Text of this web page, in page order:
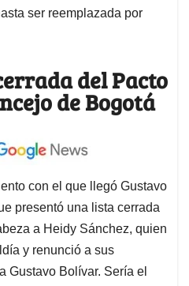
ser reemplazada por
del Pacto
de Bogotá
con el que llegó Gustavo
presentó una lista cerrada
a Heidy Sánchez, quien
y renunció a sus
Gustavo Bolívar. Sería el